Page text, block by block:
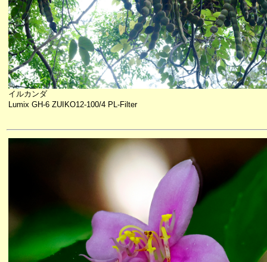
イルカンダ
Lumix GH-6 ZUIKO12-100/4 PL-Filter